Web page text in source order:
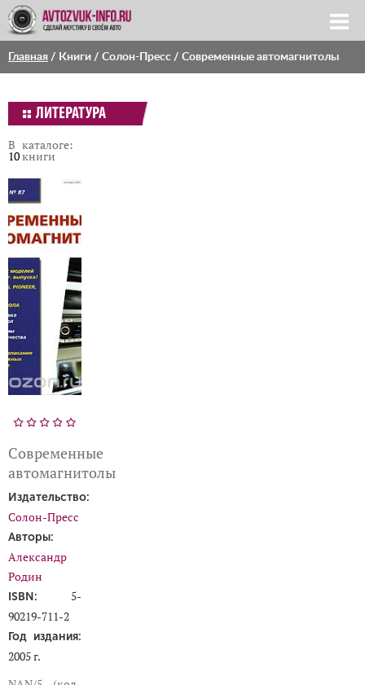
Главная / Книги / Солон-Пресс / Современные автомагнитолы
ЛИТЕРАТУРА
В каталоге:
10книги
Современные
автомагнитолы
Издательство:
Солон-Пресс
Авторы:
Александр
Родин
ISBN: 5-
90219-711-2
Год издания:
2005 г.